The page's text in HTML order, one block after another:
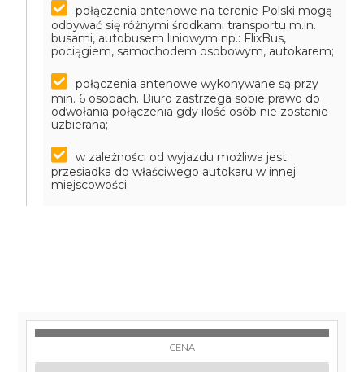
połączenia antenowe na terenie Polski mogą
odbywać się różnymi środkami transportu m.in.
busami, autobusem liniowym np.: FlixBus,
pociągiem, samochodem osobowym, autokarem;
połączenia antenowe wykonywane są przy
min. 6 osobach. Biuro zastrzega sobie prawo do
odwołania połączenia gdy ilość osób nie zostanie
uzbierana;
w zależności od wyjazdu możliwa jest
przesiadka do właściwego autokaru w innej
miejscowości.
CENA